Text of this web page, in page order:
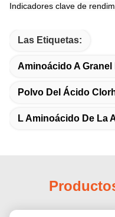
Indicadores clave de
Las Etiquetas:
Aminoácido A Granel
Polvo Del Ácido
L Aminoácido De La